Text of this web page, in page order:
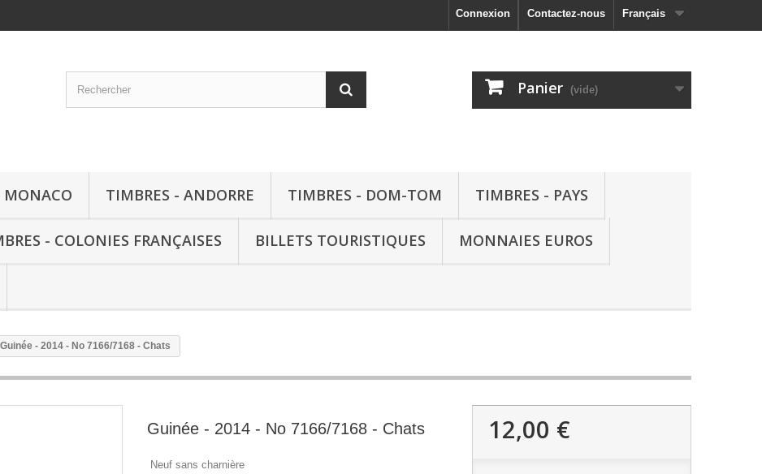
Français
Contactez-nous
Connexion
Panier (vide)
MONACO TIMBRES - ANDORRE TIMBRES - DOM-TOM TIMBRES - PAYS
- COLONIES FRANÇAISES BILLETS TOURISTIQUES MONNAIES EUROS
Guinée - 2014 - No 7166/7168 - Chats
Guinée - 2014 - No 7166/7168 - Chats
Neuf sans charnière
12,00 €